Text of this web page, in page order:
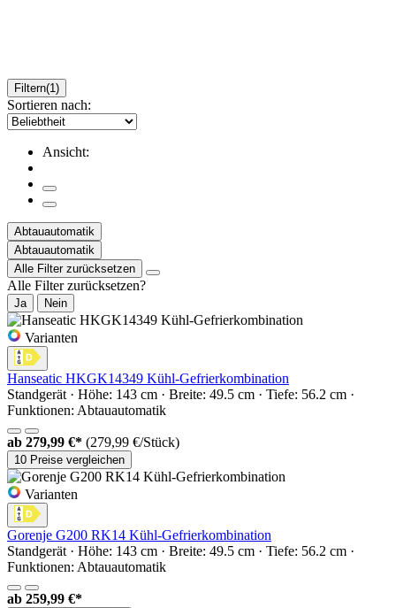
Filtern(1)
Sortieren nach:
Ansicht:
Abtauautomatik
Abtauautomatik
Alle Filter zurücksetzen
Alle Filter zurücksetzen?
Ja Nein
Varianten
Hanseatic HKGK14349 Kühl-Gefrierkombination
Standgerät · Höhe: 143 cm · Breite: 49.5 cm · Tiefe: 56.2 cm ·
Funktionen: Abtauautomatik
ab 279,99 €* (279,99 €/Stück)
10 Preise vergleichen
Varianten
Gorenje G200 RK14 Kühl-Gefrierkombination
Standgerät · Höhe: 143 cm · Breite: 49.5 cm · Tiefe: 56.2 cm ·
Funktionen: Abtauautomatik
ab 259,99 €*